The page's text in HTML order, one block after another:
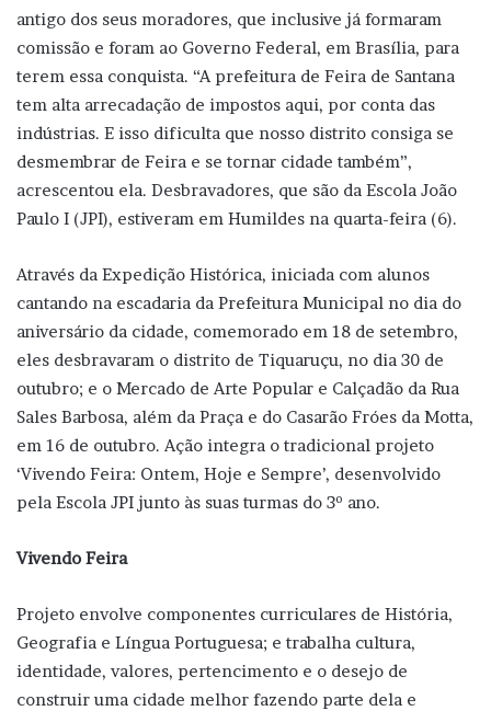
antigo dos seus moradores, que inclusive já formaram
comissão e foram ao Governo Federal, em Brasília, para
terem essa conquista. “A prefeitura de Feira de Santana
tem alta arrecadação de impostos aqui, por conta das
indústrias. E isso dificulta que nosso distrito consiga se
desmembrar de Feira e se tornar cidade também”,
acrescentou ela. Desbravadores, que são da Escola João
Paulo I (JPI), estiveram em Humildes na quarta-feira (6).
Através da Expedição Histórica, iniciada com alunos
cantando na escadaria da Prefeitura Municipal no dia do
aniversário da cidade, comemorado em 18 de setembro,
eles desbravaram o distrito de Tiquaruçu, no dia 30 de
outubro; e o Mercado de Arte Popular e Calçadão da Rua
Sales Barbosa, além da Praça e do Casarão Fróes da Motta,
em 16 de outubro. Ação integra o tradicional projeto
‘Vivendo Feira: Ontem, Hoje e Sempre’, desenvolvido
pela Escola JPI junto às suas turmas do 3º ano.
Vivendo Feira
Projeto envolve componentes curriculares de História,
Geografia e Língua Portuguesa; e trabalha cultura,
identidade, valores, pertencimento e o desejo de
construir uma cidade melhor fazendo parte dela e